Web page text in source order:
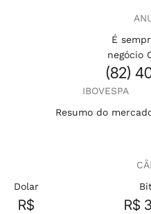
É
negócio
(82)
IBOVESPA
Resumo do
Dolar
R$ R$